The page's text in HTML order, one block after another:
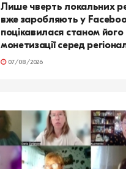
Лише чверть локальних
вже заробляють у
поцікавилася станом його
монетизації серед
07/08/2026